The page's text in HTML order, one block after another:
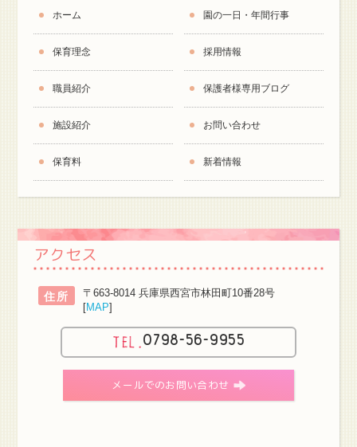
ホーム
保育理念
職員紹介
施設紹介
保育料
園の一日・年間行事
採用情報
保護者様専用ブログ
お問い合わせ
新着情報
アクセス
住所
〒663-8014 兵庫県西宮市林田町10番28号
[MAP]
0798-56-9955
メールでのお問い合わせ